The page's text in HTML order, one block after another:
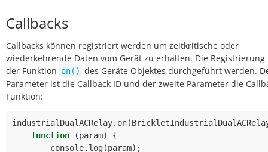
Callbacks
Callbacks können registriert werden um zeitkritische oder
wiederkehrende Daten vom Gerät zu erhalten. Die
der Funktion on() des Geräte Objektes durchgeführt werden.
Parameter ist die Callback ID und der zweite Parameter die
Funktion:
industrialDualACRelay. on(
function
(param)
{
console. log(param);